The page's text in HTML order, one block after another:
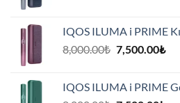
IQOS ILUMA i PRIME
8,000.00₺ Orijinal
7,500.00₺Şu
IQOS ILUMA i PRIME